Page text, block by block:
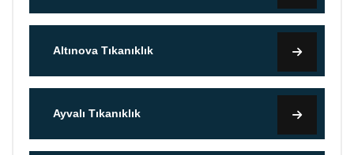
Altınova Tıkanıklık
Ayvalı Tıkanıklık